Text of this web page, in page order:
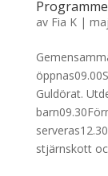
av Fia K|
Guldörat.
stjärnskott